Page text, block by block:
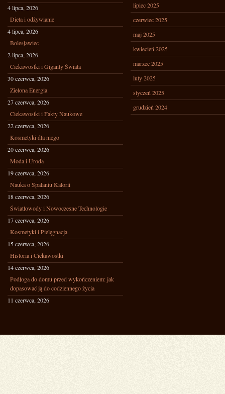
4 lipca, 2026
Dieta i odżywianie
4 lipca, 2026
Bolesławiec
2 lipca, 2026
Ciekawostki i Giganty Świata
30 czerwca, 2026
Zielona Energia
27 czerwca, 2026
Ciekawostki i Fakty Naukowe
22 czerwca, 2026
Kosmetyki dla niego
20 czerwca, 2026
Moda i Uroda
19 czerwca, 2026
Nauka o Spalaniu Kalorii
18 czerwca, 2026
Światłowody i Nowoczesne Technologie
17 czerwca, 2026
Kosmetyki i Pielęgnacja
15 czerwca, 2026
Historia i Ciekawostki
14 czerwca, 2026
Podłoga do domu przed wykończeniem: jak
dopasować ją do codziennego życia
11 czerwca, 2026
lipiec 2025
czerwiec 2025
maj 2025
kwiecień 2025
marzec 2025
luty 2025
styczeń 2025
grudzień 2024